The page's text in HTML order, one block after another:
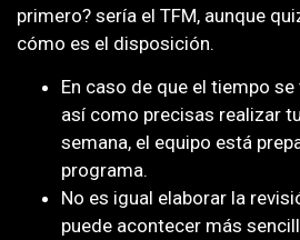
primero? serí­a el TFM, aunque
cómo es el disposición.
En caso de que el tiempo
así­ como precisas realizar
semana, el equipo está
programa.
No es igual elaborar la
puede acontecer más